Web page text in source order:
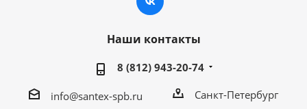
Наши контакты
8 (812) 943-20-74
info@santex-spb.ru Санкт-Петербург